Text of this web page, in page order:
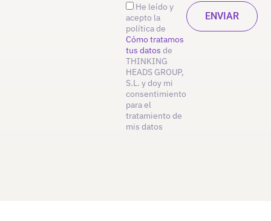
He leído y
acepto la
política de
Cómo tratamos
tus datos de
THINKING
HEADS GROUP,
S.L. y doy mi
consentimiento
para el
tratamiento de
mis datos